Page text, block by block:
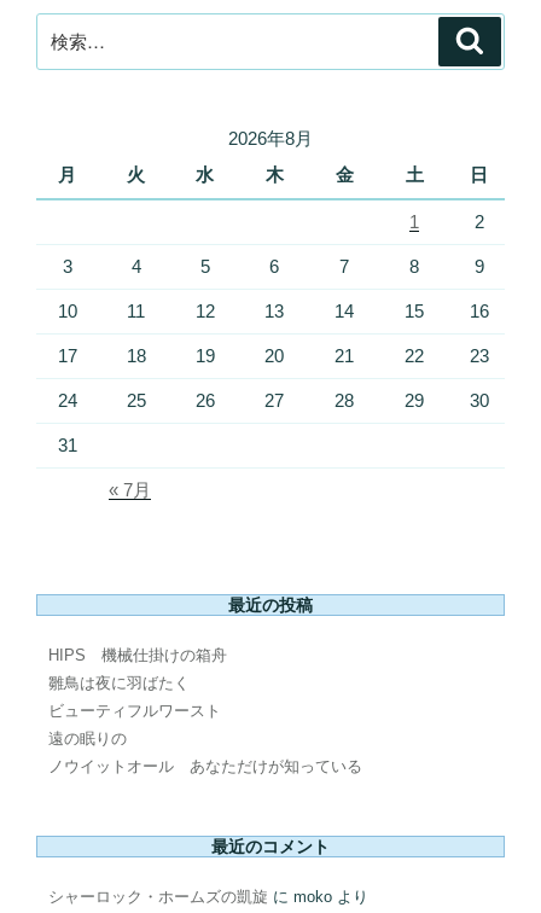
索:
2026年8月
月
火 水 木 金 土 日
1 2
3 4 5 6 7 8 9
10 11 12 13 14 15 16
17 18 19 20 21 22 23
24 25 26 27 28 29 30
31
« 7月
最近の投稿
HIPS 機械仕掛けの箱舟
雛鳥は夜に羽ばたく
ビューティフルワースト
遠の眠りの
ノウイットオール あなただけが知っている
最近のコメント
シャーロック・ホームズの凱旋 に moko より